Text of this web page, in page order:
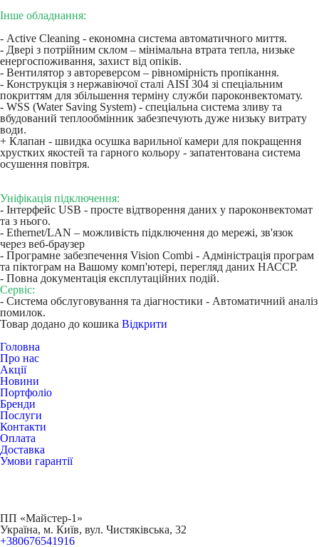
Інше обладнання:
- Active Cleaning - економна система автоматичного миття.
- Двері з потрійним склом – мінімальна втрата тепла, низьке
енергоспоживання, захист від опіків.
- Вентилятор з автореверсом – рівномірність пропікання.
- Конструкція з нержавіючої сталі AISI 304 зі спеціальним
покриттям для збільшення терміну служби пароконвектомату.
- WSS (Water Saving System) - спеціальна система зливу та
вбудований теплообмінник забезпечують дуже низьку витрату
води.
+ Клапан - швидка осушка варильної камери для покращення
хрустких якостей та гарного кольору - запатентована система
осушення повітря.
Уніфікація підключення:
- Інтерфейс USB - просте відтворення даних у пароконвектомат
та з нього.
- Ethernet/LAN – можливість підключення до мережі, зв'язок
через веб-браузер
- Програмне забезпечення Vision Combi - Адміністрація програм
та піктограм на Вашому комп'ютері, перегляд даних НАССР.
- Повна документація експлутаційних подій.
Сервіс:
- Система обслуговування та діагностики - Автоматичний аналіз
помилок.
Товар додано до кошика Відкрити
Головна
Про нас
Акції
Новини
Портфоліо
Бренди
Послуги
Контакти
Оплата
Доставка
Умови гарантії
ПП «Майстер-1»
Українa, м. Київ, вул. Чистяківська, 32
+380676541916